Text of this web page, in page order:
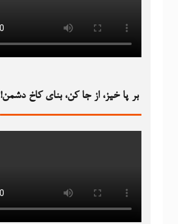
بر پا خیز، از جا کن، بنای کاخ دشمن!‏